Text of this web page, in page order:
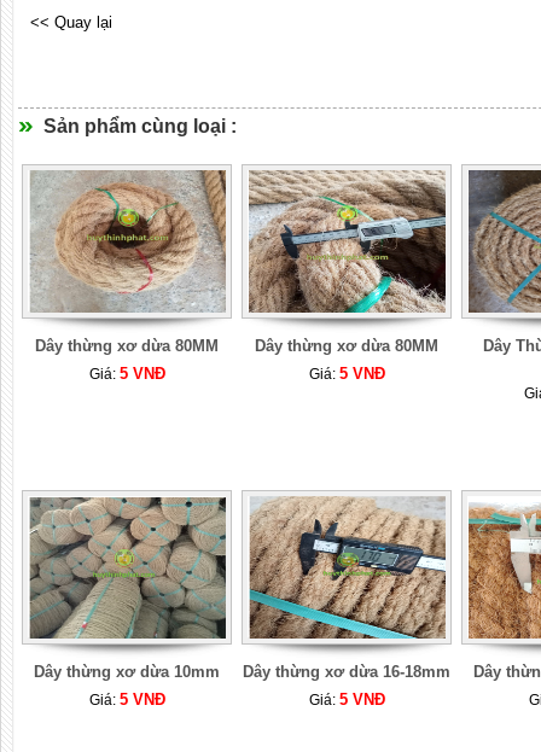
<< Quay lại
Sản phẩm cùng loại :
Dây thừng xơ dừa 80MM
Giá: 5 VNĐ
Dây thừng xơ dừa 80MM
Giá: 5 VNĐ
Dây
Dây thừng xơ dừa 10mm
Giá: 5 VNĐ
Dây thừng xơ dừa 16-18mm
Giá: 5 VNĐ
Dây